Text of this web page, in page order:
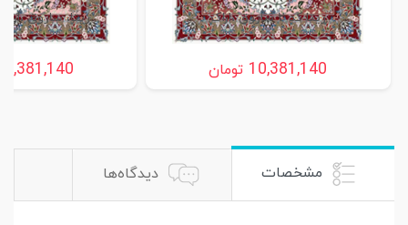
ریتا کد ۲ ساروق ،اراک
10,381,140 تومان
ریتا، ساروق
مشخصات دیدگاه‌ها